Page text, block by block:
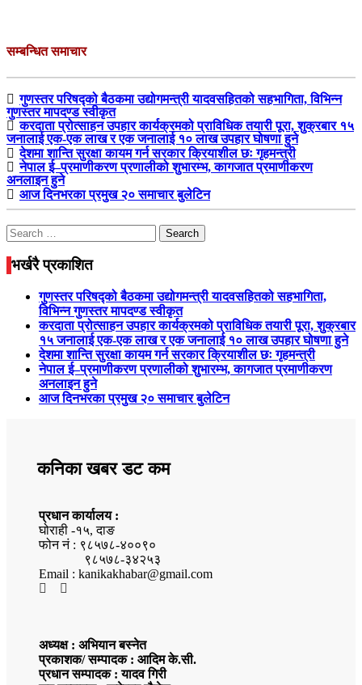
सम्बन्धित समाचार
गुणस्तर परिषद्को बैठकमा उद्योगमन्त्री यादवसहितको सहभागिता, विभिन्न
गुणस्तर मापदण्ड स्वीकृत
करदाता प्रोत्साहन उपहार कार्यक्रमको प्राविधिक तयारी पूरा, शुक्रबार १५
जनालाई एक-एक लाख र एक जनालाई १० लाख उपहार घोषणा हुने
देशमा शान्ति सुरक्षा कायम गर्न सरकार क्रियाशील छः गृहमन्त्री
नेपाल ई–प्रमाणीकरण प्रणालीको शुभारम्भ, कागजात प्रमाणीकरण
अनलाइन हुने
आज दिनभरका प्रमुख २० समाचार बुलेटिन
Search
for:
भर्खरै प्रकाशित
गुणस्तर परिषद्को बैठकमा उद्योगमन्त्री यादवसहितको सहभागिता,
विभिन्न गुणस्तर मापदण्ड स्वीकृत
करदाता प्रोत्साहन उपहार कार्यक्रमको प्राविधिक तयारी पूरा, शुक्रबार
१५ जनालाई एक-एक लाख र एक जनालाई १० लाख उपहार घोषणा हुने
देशमा शान्ति सुरक्षा कायम गर्न सरकार क्रियाशील छः गृहमन्त्री
नेपाल ई–प्रमाणीकरण प्रणालीको शुभारम्भ, कागजात प्रमाणीकरण
अनलाइन हुने
आज दिनभरका प्रमुख २० समाचार बुलेटिन
कनिका खबर डट कम
प्रधान कार्यालय :
घोराही -१५, दाङ
फोन नं : ९८५७८-४००९०
९८५७८-३४२५३
Email : kanikakhabar@gmail.com
अध्यक्ष : अभियान बस्नेत
प्रकाशक/ सम्पादक : आदिम के.सी.
प्रधान सम्पादक : यादव गिरी